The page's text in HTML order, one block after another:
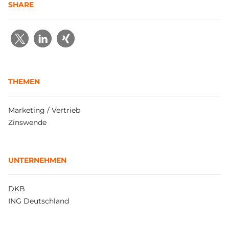
SHARE
THEMEN
Marketing / Vertrieb
Zinswende
UNTERNEHMEN
DKB
ING Deutschland